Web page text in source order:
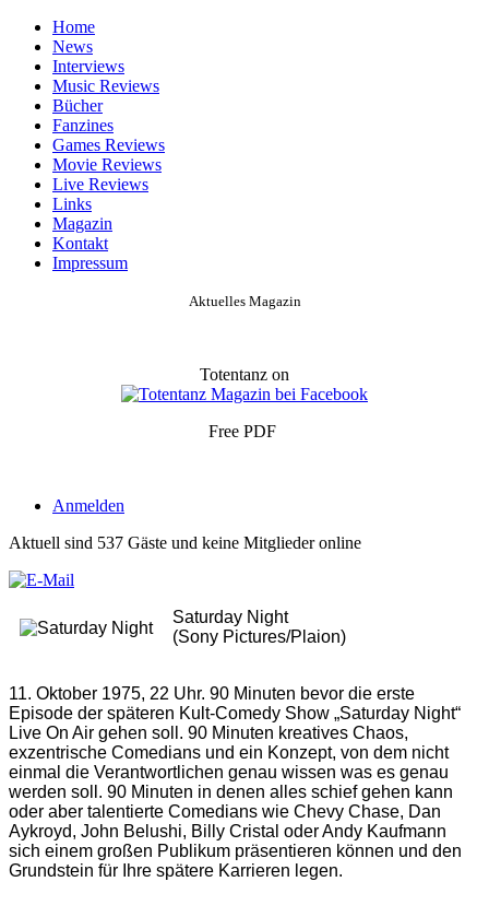
Home
News
Interviews
Music Reviews
Bücher
Fanzines
Games Reviews
Movie Reviews
Live Reviews
Links
Magazin
Kontakt
Impressum
Aktuelles Magazin
Totentanz on
Free PDF
Anmelden
Aktuell sind 537 Gäste und keine Mitglieder online
Saturday Night
(Sony Pictures/Plaion)
11. Oktober 1975, 22 Uhr. 90 Minuten bevor die erste
Episode der späteren Kult-Comedy Show „Saturday Night“
Live On Air gehen soll. 90 Minuten kreatives Chaos,
exzentrische Comedians und ein Konzept, von dem nicht
einmal die Verantwortlichen genau wissen was es genau
werden soll. 90 Minuten in denen alles schief gehen kann
oder aber talentierte Comedians wie Chevy Chase, Dan
Aykroyd, John Belushi, Billy Cristal oder Andy Kaufmann
sich einem großen Publikum präsentieren können und den
Grundstein für Ihre spätere Karrieren legen.